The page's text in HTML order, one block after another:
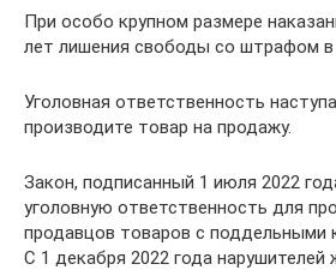
При особо крупном размере
лет лишения свободы со штрафом в
Уголовная ответственность
производите товар на продажу.
Закон, подписанный 1 июля 2022
уголовную ответственность для
продавцов товаров с поддельными
С 1 декабря 2022 года